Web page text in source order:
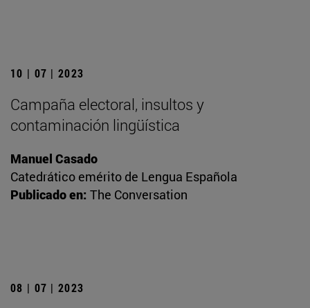
10 | 07 | 2023
Campaña electoral, insultos y
contaminación lingüística
Manuel Casado
Catedrático emérito de Lengua Española
Publicado en: The Conversation
08 | 07 | 2023